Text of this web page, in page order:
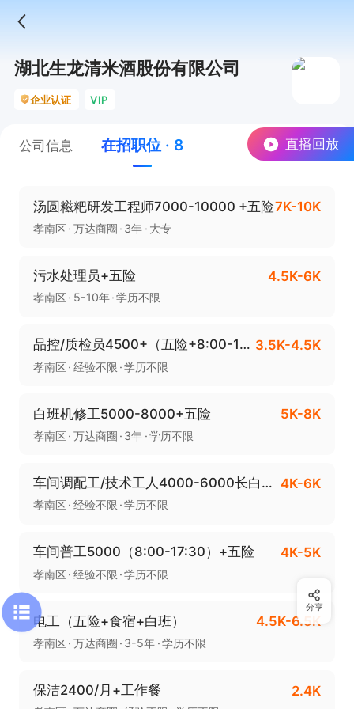
直播回放
湖北生龙清米酒股份有限公司
企业认证 VIP
公司信息 在招职位 · 8
汤圆糍粑研发工程师7000-10000 +五险7K-10K
孝南区 万达商圈 3年 大专
污水处理员+五险 4.5K-6K
孝南区 5-10年 学历不限
品控/质检员4500+（五险+8:00-17:30） 3.5K-4.5K
孝南区 经验不限 学历不限
白班机修工5000-8000+五险 5K-8K
孝南区 万达商圈 3年 学历不限
车间调配工/技术工人4000-6000长白班+五险 4K-6K
孝南区 经验不限 学历不限
车间普工5000（8:00-17:30）+五险 4K-5K
孝南区 经验不限 学历不限
电工（五险+食宿+白班） 4.5K-6.5K
孝南区 万达商圈 3-5年 学历不限
保洁2400/月+工作餐 2.4K
分享